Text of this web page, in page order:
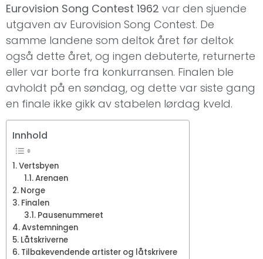
Eurovision Song Contest 1962 var den sjuende
utgaven av Eurovision Song Contest. De
samme landene som deltok året før deltok
også dette året, og ingen debuterte, returnerte
eller var borte fra konkurransen. Finalen ble
avholdt på en søndag, og dette var siste gang
en finale ikke gikk av stabelen lørdag kveld.
Innhold
Vertsbyen
Arenaen
Norge
Finalen
Pausenummeret
Avstemningen
Låtskriverne
Tilbakevendende artister og låtskrivere